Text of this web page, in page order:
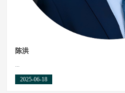
陈洪
...
2025-06-18